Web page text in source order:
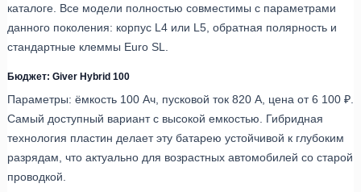
каталоге. Все модели полностью совместимы с параметрами
данного поколения: корпус L4 или L5, обратная полярность и
стандартные клеммы Euro SL.
Бюджет: Giver Hybrid 100
Параметры: ёмкость 100 Ач, пусковой ток 820 А, цена от 6 100 ₽.
Самый доступный вариант с высокой емкостью. Гибридная
технология пластин делает эту батарею устойчивой к глубоким
разрядам, что актуально для возрастных автомобилей со старой
проводкой.